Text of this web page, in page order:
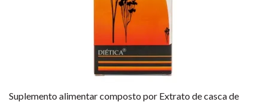
Suplemento alimentar composto por Extrato de casca de